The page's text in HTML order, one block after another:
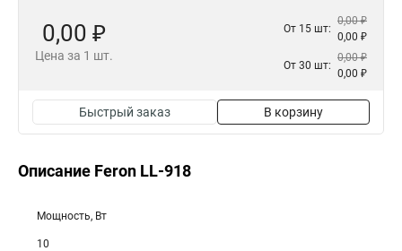
0,00 ₽
Цена за 1 шт.
От 15 шт:
0,00 ₽
0,00 ₽
От 30 шт:
0,00 ₽
0,00 ₽
Быстрый заказ В корзину
Описание Feron LL-918
Мощность, Вт
10